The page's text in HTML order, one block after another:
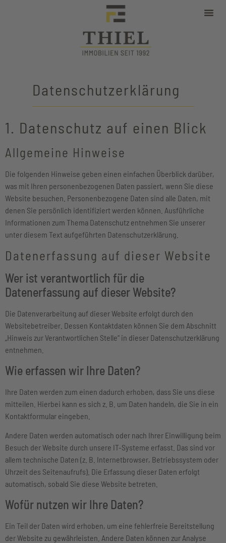
Datenschutzerklärung
1. Datenschutz auf einen Blick
Allgemeine Hinweise
Die folgenden Hinweise geben einen einfachen Überblick darüber,
was mit Ihren personenbezogenen Daten passiert, wenn Sie diese
Website besuchen. Personenbezogene Daten sind alle Daten, mit
denen Sie persönlich identifiziert werden können. Ausführliche
Informationen zum Thema Datenschutz entnehmen Sie unserer
unter diesem Text aufgeführten Datenschutzerklärung.
Datenerfassung auf dieser Website
Wer ist verantwortlich für die
Datenerfassung auf dieser Website?
Die Datenverarbeitung auf dieser Website erfolgt durch den
Websitebetreiber. Dessen Kontaktdaten können Sie dem Abschnitt
„Hinweis zur Verantwortlichen Stelle“ in dieser Datenschutzerklärung
entnehmen.
Wie erfassen wir Ihre Daten?
Ihre Daten werden zum einen dadurch erhoben, dass Sie uns diese
mitteilen. Hierbei kann es sich z. B. um Daten handeln, die Sie in ein
Kontaktformular eingeben.
Andere Daten werden automatisch oder nach Ihrer Einwilligung beim
Besuch der Website durch unsere IT-Systeme erfasst. Das sind vor
allem technische Daten (z. B. Internetbrowser, Betriebssystem oder
Uhrzeit des Seitenaufrufs). Die Erfassung dieser Daten erfolgt
automatisch, sobald Sie diese Website betreten.
Wofür nutzen wir Ihre Daten?
Ein Teil der Daten wird erhoben, um eine fehlerfreie Bereitstellung
der Website zu gewährleisten. Andere Daten können zur Analyse